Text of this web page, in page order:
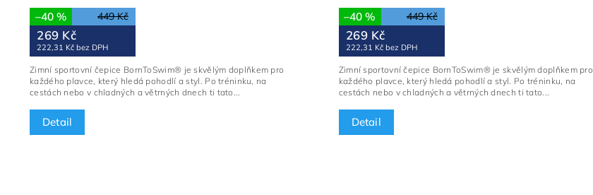
449 Kč
–40 %
269 Kč
222,31 Kč bez DPH
Detail
Zimní sportovní čepice BornToSwim® je skvělým doplňkem pro
každého plavce, který hledá pohodlí a styl. Po tréninku, na
cestách nebo v chladných a větrných dnech ti tato...
449 Kč
–40 %
269 Kč
222,31 Kč bez DPH
Detail
Zimní sportovní čepice BornToSwim® je skvělým doplňkem pro
každého plavce, který hledá pohodlí a styl. Po tréninku, na
cestách nebo v chladných a větrných dnech ti tato...